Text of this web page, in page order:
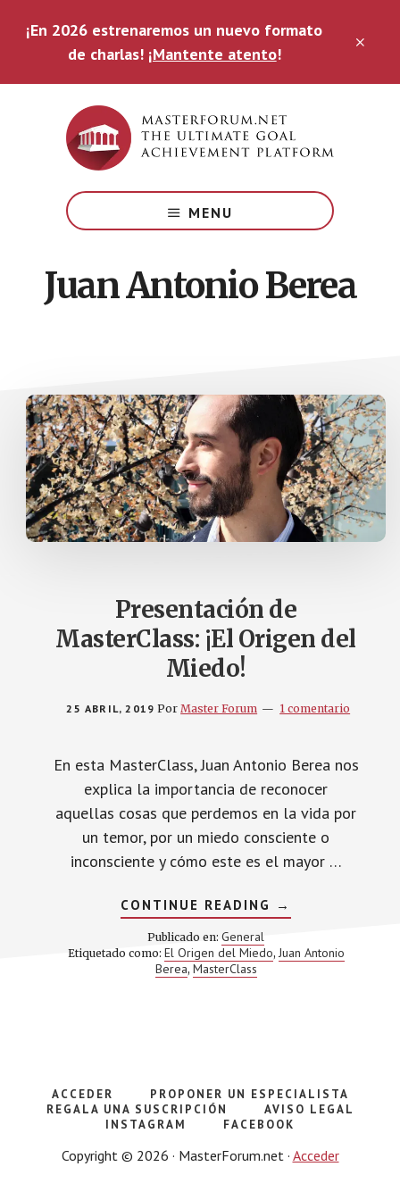
¡En 2026 estrenaremos un nuevo formato
de charlas! ¡Mantente atento!
Ultimate
Goal
MENU
Juan Antonio Berea
Presentación de
MasterClass: ¡El Origen del
Miedo!
25 ABRIL, 2019 PorMaster Forum 1 comentario
En esta MasterClass, Juan Antonio Berea nos
explica la importancia de reconocer
aquellas cosas que perdemos en la vida por
un temor, por un miedo consciente o
inconsciente y cómo este es el mayor …
CONTINUE READING ACERCA
DE
DE
MASTERCLASS:
→
Publicado en:General
Etiquetado como: El Origen del Miedo, Juan Antonio
Berea, MasterClass
ACCEDER
PROPONER UN ESPECIALISTA
REGALA UNA SUSCRIPCIÓN
AVISO LEGAL
INSTAGRAM
FACEBOOK
Copyright © 2026 · MasterForum.net · Acceder